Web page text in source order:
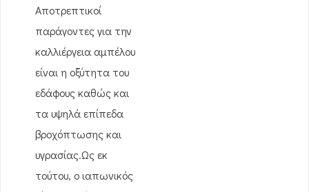
Αποτρεπτικοί
παράγοντες για την
καλλιέργεια αμπέλου
είναι η οξύτητα του
εδάφους καθώς και
τα υψηλά επίπεδα
βροχόπτωσης και
υγρασίας.Ως εκ
τούτου, ο ιαπωνικός